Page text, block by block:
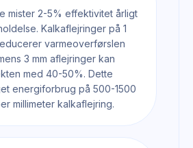
mister 2-5% effektivitet årligt
Kalkaflejringer på 1
varmeoverførslen
3 mm aflejringer kan
med 40-50%. Dette
energiforbrug på 500-1500
millimeter kalkaflejring.